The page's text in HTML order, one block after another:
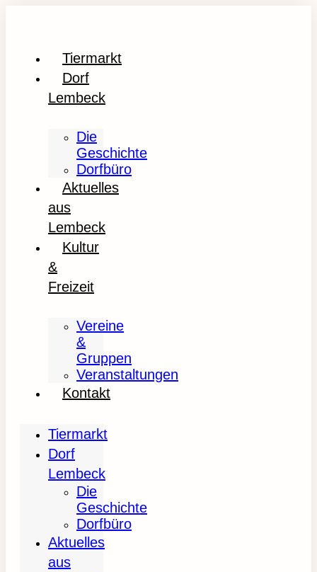
Tiermarkt
Dorf
Lembeck
Die
Geschichte
Dorfbüro
Aktuelles
aus
Lembeck
Kultur
&
Freizeit
Vereine
&
Gruppen
Veranstaltungen
Kontakt
Tiermarkt
Dorf
Lembeck
Die
Geschichte
Dorfbüro
Aktuelles
aus